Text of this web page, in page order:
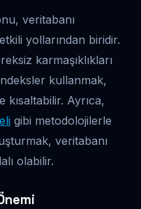
veritabanı
yollarından biridir.
karmaşıklıkları
kullanmak,
Ayrıca,
gibi metodolojilerle
veritabanı
olabilir.